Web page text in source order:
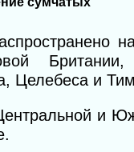
Целебеса и
и